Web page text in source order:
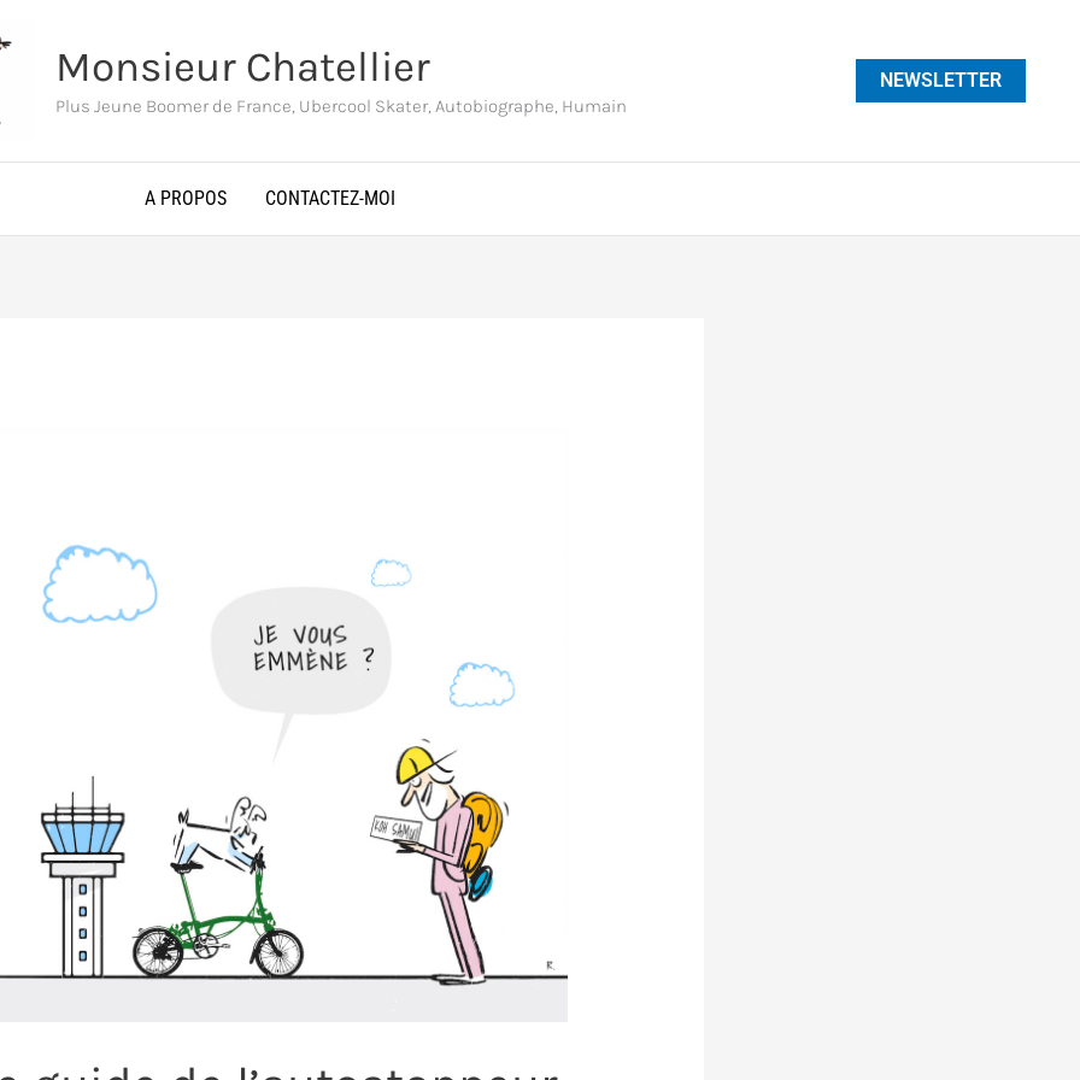
Monsieur Chatellier
Plus Jeune Boomer de France, Ubercool Skater, Autobiographe, Humain
NEWSLETTER
A PROPOS CONTACTEZ-MOI